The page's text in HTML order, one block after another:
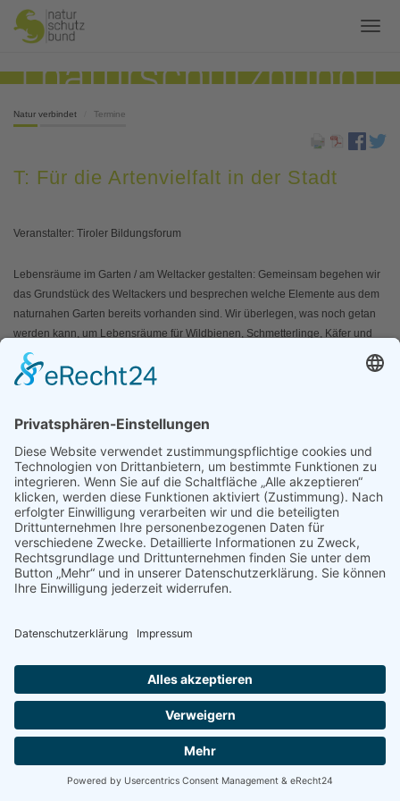
Natur verbindet Termine
T: Für die Artenvielfalt in der Stadt
Veranstalter: Tiroler Bildungsforum
Lebensräume im Garten / am Weltacker gestalten: Gemeinsam begehen wir
das Grundstück des Weltackers und besprechen welche Elemente aus dem
naturnahen Garten bereits vorhanden sind. Wir überlegen, was noch getan
werden kann, um Lebensräume für Wildbienen, Schmetterlinge, Käfer und
andere Tiere zu schaffen. Daran arbeiten wir dann auch gleich, in dem wir
einen Totholzbereich anlegen und Ntzlingsunterkünfte zum mit nachhause
Alle die sich für die Artenvielfalt in der Stadt engagieren (wollen) - Kinder und
Erwachsene - sind herzlich willkommen!
16:00 – 18 Uhr, Weltacker Innsruck
Anmeldung erwünscht:https://tiroler-bildungsforum.at/veranstaltungs-
details/?eid=362420&vid=3250